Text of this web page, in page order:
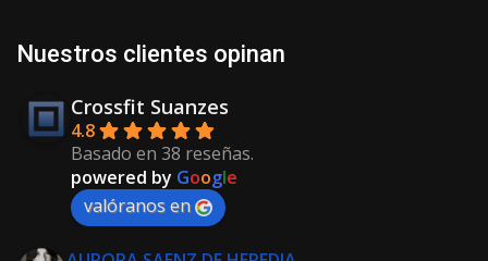
Nuestros clientes opinan
Crossfit Suanzes
4.8
Basado en 38 reseñas.
powered by Google
valóranos en